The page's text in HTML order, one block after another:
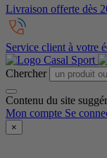
Livraison offerte dès
Service client à votre
Chercher
Contenu du site
Mon compte Se
×